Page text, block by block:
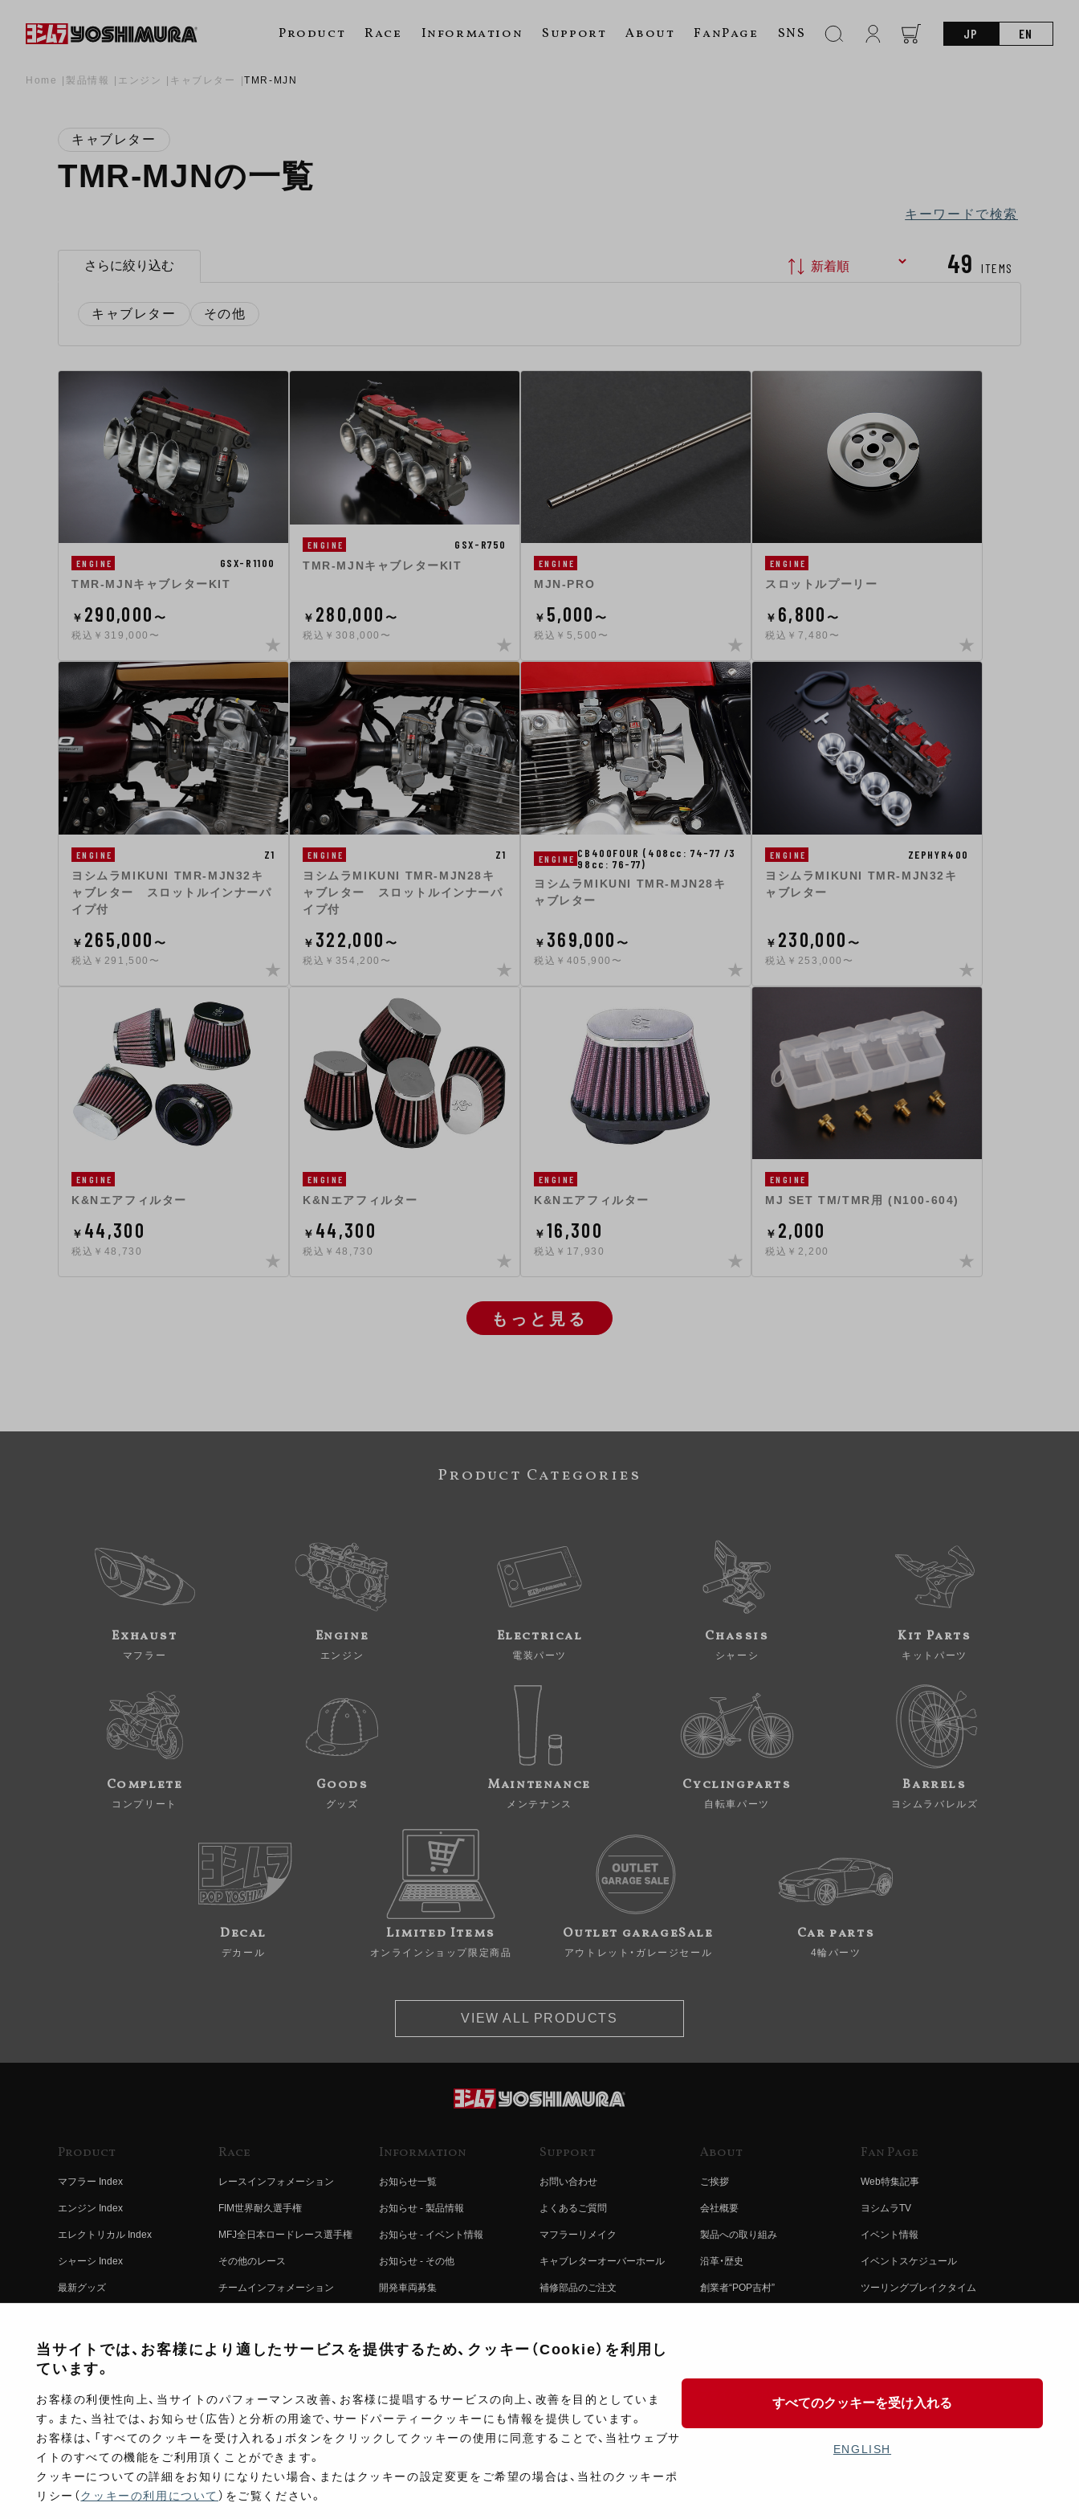
Product Race Information Support About FanPage SNS JP EN
Home 製品情報 エンジン キャブレター TMR-MJN
キャブレター
TMR-MJNの一覧
キーワードで検索
49 ITEMS
さらに絞り込む
キャブレター その他
ENGINE GSX-R1100
TMR-MJNキャブレターKIT
￥ 290,000 〜
税込￥319,000〜
ENGINE GSX-R750
TMR-MJNキャブレターKIT
￥ 280,000 〜
税込￥308,000〜
ENGINE
MJN-PRO
￥ 5,000 〜
税込￥5,500〜
ENGINE
スロットルプーリー
￥ 6,800 〜
税込￥7,480〜
ENGINE Z1
ヨシムラMIKUNI TMR-MJN32キ
ャブレター スロットルインナーパ
イプ付
￥ 265,000 〜
税込￥291,500〜
ENGINE Z1
ヨシムラMIKUNI TMR-MJN28キ
ャブレター スロットルインナーパ
イプ付
￥ 322,000 〜
税込￥354,200〜
ENGINE CB400FOUR (408cc: 74-77 /3
98cc: 76-77)
ヨシムラMIKUNI TMR-MJN28キ
ャブレター
￥ 369,000 〜
税込￥405,900〜
ENGINE ZEPHYR400
ヨシムラMIKUNI TMR-MJN32キ
ャブレター
￥ 230,000 〜
税込￥253,000〜
ENGINE
K&Nエアフィルター
￥ 44,300
税込￥48,730
ENGINE
K&Nエアフィルター
￥ 44,300
税込￥48,730
ENGINE
K&Nエアフィルター
￥ 16,300
税込￥17,930
ENGINE
MJ SET TM/TMR用 (N100-604)
￥ 2,000
税込￥2,200
もっと見る
Product Categories
Exhaust
マフラー
Engine
エンジン
Electrical
電装パーツ
Chassis
シャーシ
Kit Parts
キットパーツ
Complete
コンプリート
Goods
グッズ
Maintenance
メンテナンス
Cyclingparts
自転車パーツ
Barrels
ヨシムラバレルズ
Decal
デカール
Limited Items
オンラインショップ限定商品
Outlet garageSale
アウトレット・ガレージセール
Car parts
4輪パーツ
VIEW ALL PRODUCTS
Product
マフラー Index
エンジン Index
エレクトリカル Index
シャーシ Index
最新グッズ
コンプリート
Race
レースインフォメーション
FIM世界耐久選手権
MFJ全日本ロードレース選手権
その他のレース
チームインフォメーション
レースムービー
Information
お知らせ一覧
お知らせ - 製品情報
お知らせ - イベント情報
お知らせ - その他
開発車両募集
注文方法
Support
お問い合わせ
よくあるご質問
マフラーリメイク
キャブレターオーバーホール
補修部品のご注文
製品に関する重要なお知らせ
ポイントについて
ショップ情報
製品マニュアル検索
About
ご挨拶
会社概要
製品への取り組み
沿革・歴史
創業者“POP吉村”
Fan Page
Web特集記事
ヨシムラTV
イベント情報
イベントスケジュール
ツーリングブレイクタイム
当サイトでは、お客様により適したサービスを提供するため、クッキー（Cookie）を利用し
ています。
お客様の利便性向上、当サイトのパフォーマンス改善、お客様に提唱するサービスの向上、改善を目的としていま
す。また、当社では、お知らせ（広告）と分析の用途で、サードパーティークッキーにも情報を提供しています。
お客様は、「すべてのクッキーを受け入れる」ボタンをクリックしてクッキーの使用に同意することで、当社ウェブサ
イトのすべての機能をご利用頂くことができます。
クッキーについての詳細をお知りになりたい場合、またはクッキーの設定変更をご希望の場合は、当社のクッキーポ
リシー（クッキーの利用について ）をご覧ください。
すべてのクッキーを受け入れる
ENGLISH